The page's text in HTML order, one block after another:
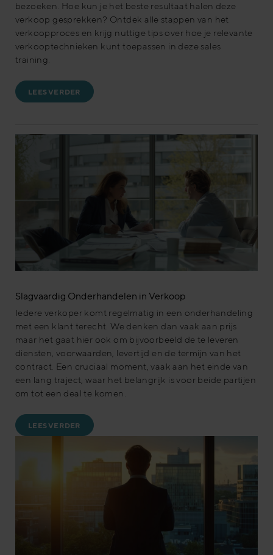
bezoeken. Hoe kun je het beste resultaat halen deze
verkoop gesprekken? Ontdek alle stappen van het
verkoopproces en krijg nuttige tips over hoe je relevante
verkooptechnieken kunt toepassen in deze sales
training.
LEES VERDER
Slagvaardig Onderhandelen in Verkoop
Iedere verkoper komt regelmatig in een onderhandeling
met een klant terecht. We denken dan vaak aan prijs
maar het gaat hier ook om bijvoorbeeld de te leveren
diensten, voorwaarden, levertijd en de termijn van het
contract. Een cruciaal moment, vaak aan het einde van
een lang traject, waar het belangrijk is voor beide partijen
om tot een deal te komen.
LEES VERDER